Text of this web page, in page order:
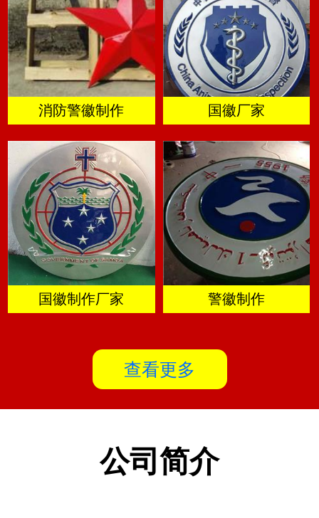
消防警徽制作 国徽厂家
国徽制作厂家 警徽制作
查看更多
公司简介